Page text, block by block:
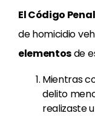
El Código
de homicidio
elementosde
Mientras
delito
realizaste